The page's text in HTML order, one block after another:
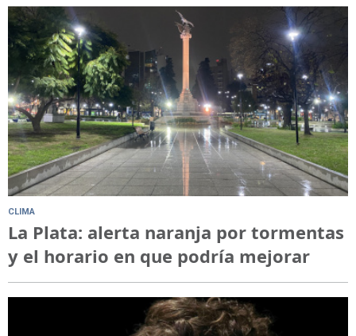
CLIMA
La Plata: alerta naranja por tormentas
y el horario en que podría mejorar